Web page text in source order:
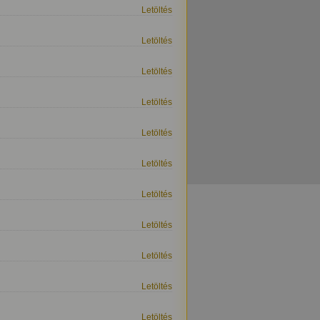
Letöltés
Letöltés
Letöltés
Letöltés
Letöltés
Letöltés
Letöltés
Letöltés
Letöltés
Letöltés
Letöltés